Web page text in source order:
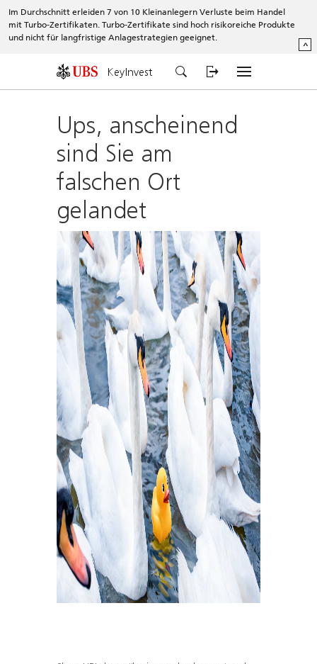
Im Durchschnitt erleiden 7 von 10 Kleinanlegern Verluste beim Handel
mit Turbo-Zertifikaten. Turbo-Zertifikate sind hoch risikoreiche Produkte
und nicht für langfristige Anlagestrategien geeignet.
^
KeyInvest
Ups, anscheinend
sind Sie am
falschen Ort
gelandet